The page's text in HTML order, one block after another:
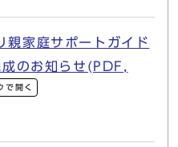
親家庭サポートガイド
のお知らせ(PDF,
で開く